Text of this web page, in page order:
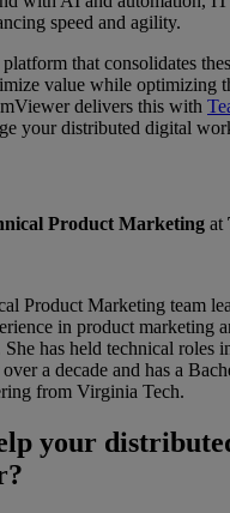
speed and agility.
that consolidates
value while optimizing
delivers this with
your distributed digital
Product Marketing at
Product Marketing team
in product marketing
has held technical roles
a decade and has a
from Virginia Tech.
your